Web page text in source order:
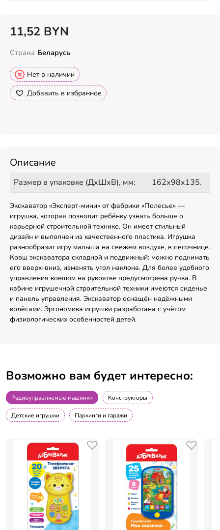
11,52 BYN
Страна Беларусь
Нет в наличии
Добавить в избранное
Описание
Размер в упаковке (ДхШхВ), мм: 162х98х135.
Экскаватор «Эксперт-мини» от фабрики «Полесье» —
игрушка, которая позволит ребёнку узнать больше о
карьерной строительной технике. Он имеет стильный
дизайн и выполнен из качественного пластика. Игрушка
разнообразит игру малыша на свежем воздухе, в песочнице.
Ковш экскаватора складной и подвижный: можно поднимать
его вверх-вниз, изменять угол наклона. Для более удобного
управления ковшом на рукоятке предусмотрена ручка. В
кабине игрушечной строительной техники имеются сиденье
и панель управления. Экскаватор оснащён надёжными
колёсами. Эргономика игрушки разработана с учётом
физиологических особенностей детей.
Возможно вам будет интересно:
Радиоуправляемые машинки Конструкторы
Детские игрушки Паркинги и гаражи